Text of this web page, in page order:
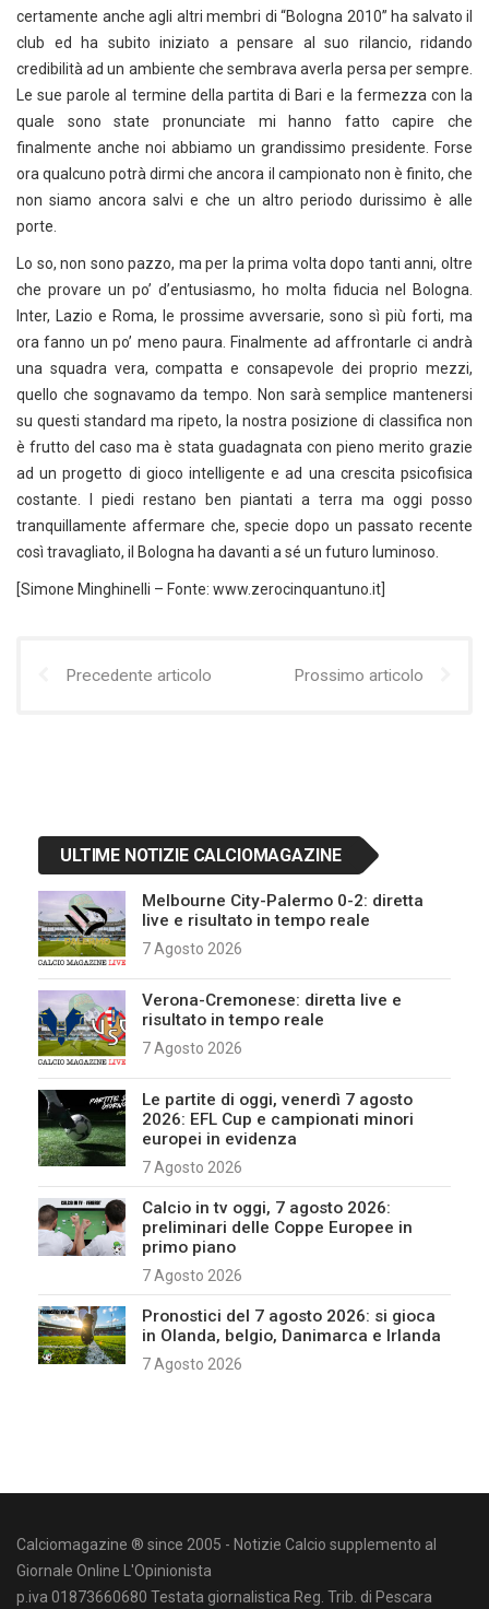
certamente anche agli altri membri di “Bologna 2010” ha salvato il
club ed ha subito iniziato a pensare al suo rilancio, ridando
credibilità ad un ambiente che sembrava averla persa per sempre.
Le sue parole al termine della partita di Bari e la fermezza con la
quale sono state pronunciate mi hanno fatto capire che
finalmente anche noi abbiamo un grandissimo presidente. Forse
ora qualcuno potrà dirmi che ancora il campionato non è finito, che
non siamo ancora salvi e che un altro periodo durissimo è alle
porte.
Lo so, non sono pazzo, ma per la prima volta dopo tanti anni, oltre
che provare un po’ d’entusiasmo, ho molta fiducia nel Bologna.
Inter, Lazio e Roma, le prossime avversarie, sono sì più forti, ma
ora fanno un po’ meno paura. Finalmente ad affrontarle ci andrà
una squadra vera, compatta e consapevole dei proprio mezzi,
quello che sognavamo da tempo. Non sarà semplice mantenersi
su questi standard ma ripeto, la nostra posizione di classifica non
è frutto del caso ma è stata guadagnata con pieno merito grazie
ad un progetto di gioco intelligente e ad una crescita psicofisica
costante. I piedi restano ben piantati a terra ma oggi posso
tranquillamente affermare che, specie dopo un passato recente
così travagliato, il Bologna ha davanti a sé un futuro luminoso.
[Simone Minghinelli – Fonte: www.zerocinquantuno.it]
Precedente articolo Prossimo articolo
ULTIME NOTIZIE CALCIOMAGAZINE
Melbourne City-Palermo 0-2: diretta
live e risultato in tempo reale
7 Agosto 2026
Verona-Cremonese: diretta live e
risultato in tempo reale
7 Agosto 2026
Le partite di oggi, venerdì 7 agosto
2026: EFL Cup e campionati minori
europei in evidenza
7 Agosto 2026
Calcio in tv oggi, 7 agosto 2026:
preliminari delle Coppe Europee in
primo piano
7 Agosto 2026
Pronostici del 7 agosto 2026: si gioca
in Olanda, belgio, Danimarca e Irlanda
7 Agosto 2026
Calciomagazine ® since 2005 - Notizie Calcio supplemento al
Giornale Online L'Opinionista
p.iva 01873660680 Testata giornalistica Reg. Trib. di Pescara